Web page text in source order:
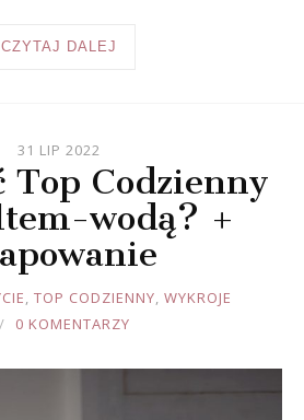
CZYTAJ DALEJ
31 LIP 2022
Top Codzienny
wodą? +
, TOP CODZIENNY, WYKROJE
0 KOMENTARZY